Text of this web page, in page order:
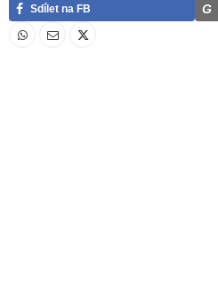
Sdílet na FB
G